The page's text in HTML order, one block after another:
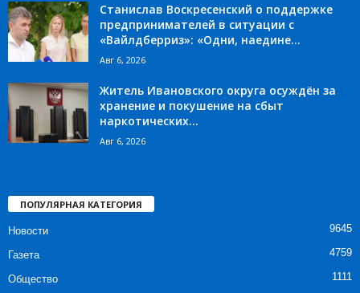
Станислав Воскресенский о поддержке
предпринимателей в ситуации с
«Вайлдберриз»: «Одни, наедине...
Авг 6, 2026
Житель Ивановского округа осуждён за
хранение и покушение на сбыт
наркотических...
Авг 6, 2026
ПОПУЛЯРНАЯ КАТЕГОРИЯ
Новости 9645
Газета 4759
Общество 1111